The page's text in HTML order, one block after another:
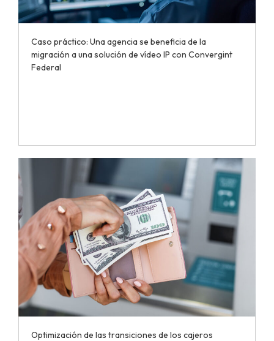
Caso práctico: Una agencia se beneficia de la
migración a una solución de vídeo IP con Convergint
Federal
Optimización de las transiciones de los cajeros